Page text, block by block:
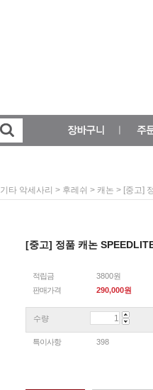
기타 악세사리 > 후레쉬 > 캐논 > [중고]
[중고] 정품 캐논
적립금
3800원
판매가격
290,000원
수량
특이사항 398